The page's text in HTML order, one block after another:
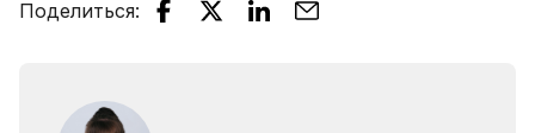
Поделиться: